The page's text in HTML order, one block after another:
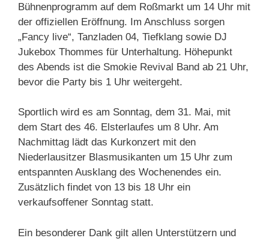
Bühnenprogramm auf dem Roßmarkt um 14 Uhr mit
der offiziellen Eröffnung. Im Anschluss sorgen
„Fancy live“, Tanzladen 04, Tiefklang sowie DJ
Jukebox Thommes für Unterhaltung. Höhepunkt
des Abends ist die Smokie Revival Band ab 21 Uhr,
bevor die Party bis 1 Uhr weitergeht.
Sportlich wird es am Sonntag, dem 31. Mai, mit
dem Start des 46. Elsterlaufes um 8 Uhr. Am
Nachmittag lädt das Kurkonzert mit den
Niederlausitzer Blasmusikanten um 15 Uhr zum
entspannten Ausklang des Wochenendes ein.
Zusätzlich findet von 13 bis 18 Uhr ein
verkaufsoffener Sonntag statt.
Ein besonderer Dank gilt allen Unterstützern und